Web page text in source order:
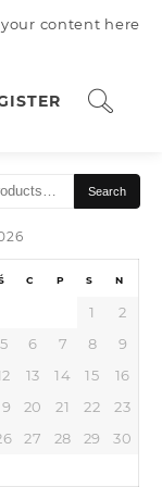
content here
Search
C P S N
1
2
5 6 7 8
9
13 14 15
16
20 21 22
23
27 28 29
30